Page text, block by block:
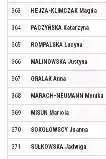
363 HEJZA-KLIMCZAK Magda
364 PACZYŃSKA Katarzyna
365 ROMPALSKA Lucyna
366 MALINOWSKA Justyna
367 GRALAK Anna
368 MARACH-NEUMANN Monika
369 MISUN Mariola
370 SOKOŁOWSCY Joanna
371 SUŁKOWSKA Jadwiga